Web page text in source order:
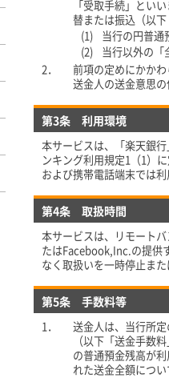
「受取手続」とい
替または振込（以
(1)
当行の円普通
(2)
当行以外の「
2．
前項の定めにかか
送金人の送金意思
第3条 利用環境
本サービスは、「楽天銀
ンキング利用規定1（1）
および携帯電話端末では
第4条 取扱時間
本サービスは、リモート
たはFacebook,Inc.の提供
なく取扱いを一時停止ま
第5条 手数料等
1．
送金人は、当行所
（以下「送金手数
の普通預金残高が
れた送金全額につ